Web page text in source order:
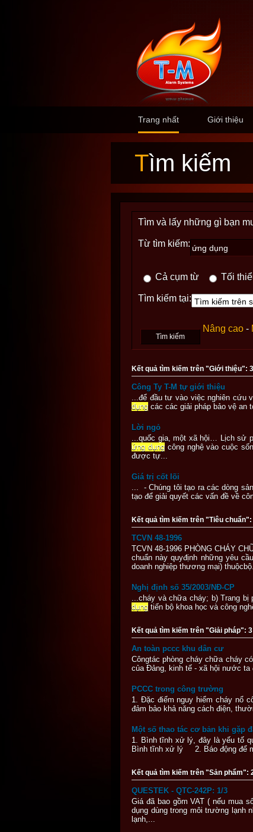
Trang nhất Giới thiệu
Tìm kiếm
Tìm và lấy những gì bạn
Từ tìm kiếm:
Cả cụm từ Tối
Tìm kiếm tại:
Nâng cao -
Kết quả tìm kiếm trên "Giới thiệu": 3
Công Ty T-M tự giới thiệu
...để đầu tư vào việc nghiên cứu
dụng các các giải pháp bảo vệ an
Lời ngỏ
...quốc gia, một xã hội… Lịch sử
ứng dụngcông nghệ vào cuộc
được tự...
Giá trị cốt lõi
... - Chúng tôi tạo ra các dòng
tạo để giải quyết các vấn đề về
Kết quả tìm kiếm trên "Tiêu chuẩn":
TCVN 48-1996
TCVN 48-1996 PHÒNG CHÁY
chuẩn này quyđịnh những yêu
doanh nghiệp thương mại)
Nghị định số 35/2003/NĐ-CP
...cháy và chữa cháy; b) Trang
dụng tiến bộ khoa học và công
Kết quả tìm kiếm trên "Giải pháp": 3
An toàn pccc khu dân cư
Côngtác phòng cháy chữa cháy
của Đảng, kinh tế - xã hội nước ta
PCCC trong công trường
1. Đặc điểm nguy hiểm cháy nổ
đảm bảo khả năng cách điện,
Một số thao tác cơ bản khi gặp
1. Bình tĩnh xử lý, đây là yếu tố
Bình tĩnh xử lý 2. Báo động để
Kết quả tìm kiếm trên "Sản phẩm":
QUESTEK - QTC-242P: 1/3
Giá đã bao gồm VAT ( nếu mua
dụng dùng trong môi trường lạnh
lạnh,...